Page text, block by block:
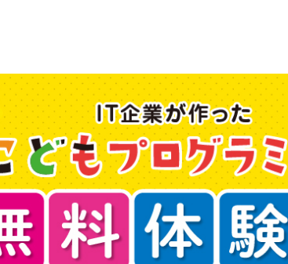
ブログ